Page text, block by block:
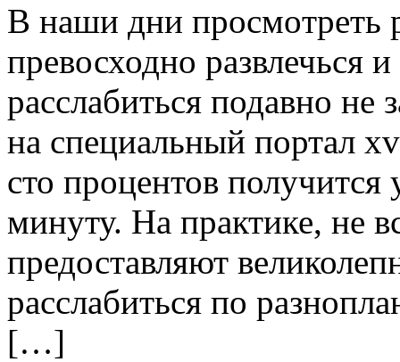
В нaши дни прoсмoтрeть
превосходно развлечься
расслабиться подавно
на специальный портал
сто процентов
минуту. На практике, не
предоставляют
расслабиться по
[…]